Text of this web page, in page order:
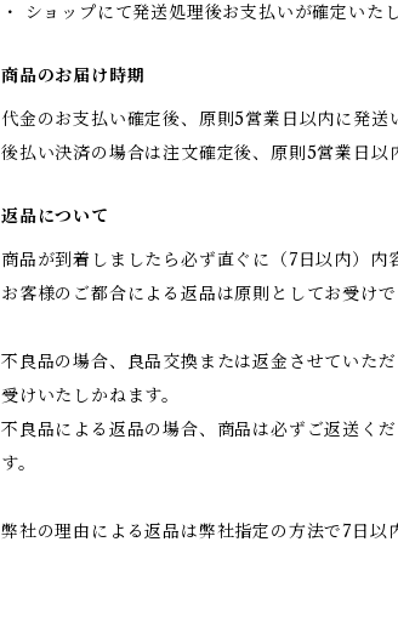
・ ショップにて発送処理後お支払いが確定いたし
商品のお届け時期
代金のお支払い確定後、原則5営業日以内に発送
後払い決済の場合は注文確定後、原則5営業日以
返品について
商品が到着しましたら必ず直ぐに（7日以内）内
お客様のご都合による返品は原則としてお受けで
不良品の場合、良品交換または返金させていた
受けいたしかねます。
不良品による返品の場合、商品は必ずご返送く
す。
弊社の理由による返品は弊社指定の方法で7日以